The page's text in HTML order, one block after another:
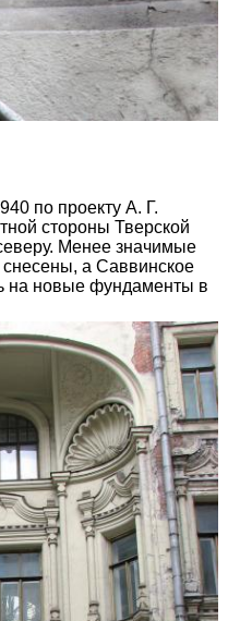
по проекту А. Г.
стороны Тверской
Менее значимые
а Саввинское
на новые фундаменты в